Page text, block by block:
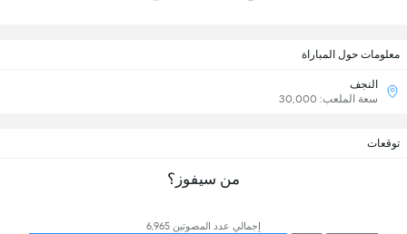
معلومات حول المباراة
النجف
سعة الملعب: 30,000
توقعات
من سيفوز؟
إجمالي عدد المصوتين 6,965